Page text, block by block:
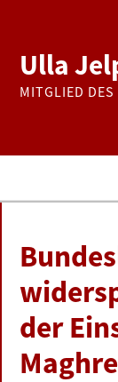
Ulla
MITGLIED DES
BUNDESTAG
PRESSE
ZUR PERSON
der